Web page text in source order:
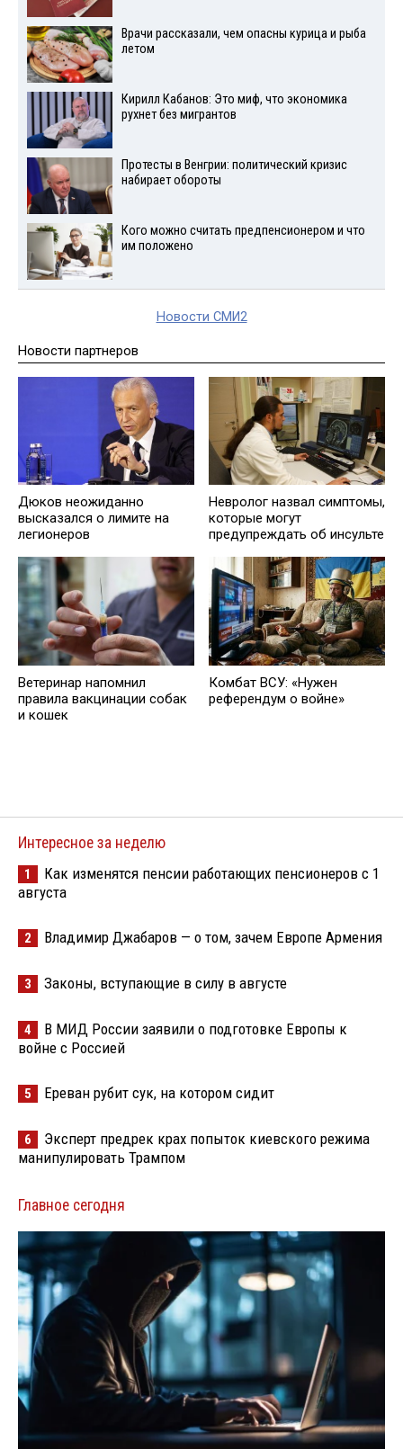
Врачи рассказали, чем опасны курица и рыба
летом
Кирилл Кабанов: Это миф, что экономика
рухнет без мигрантов
Протесты в Венгрии: политический кризис
набирает обороты
Кого можно считать предпенсионером и что
им положено
Новости СМИ2
Новости партнеров
Дюков неожиданно
высказался о лимите на
легионеров
Невролог назвал симптомы,
которые могут
предупреждать об инсульте
Ветеринар напомнил
правила вакцинации собак
и кошек
Комбат ВСУ: «Нужен
референдум о войне»
Интересное за неделю
1
Как изменятся пенсии работающих пенсионеров с 1
августа
2 Владимир Джабаров — о том, зачем Европе Армения
3 Законы, вступающие в силу в августе
4
В МИД России заявили о подготовке Европы к
войне с Россией
5 Ереван рубит сук, на котором сидит
6
Эксперт предрек крах попыток киевского режима
манипулировать Трампом
Главное сегодня